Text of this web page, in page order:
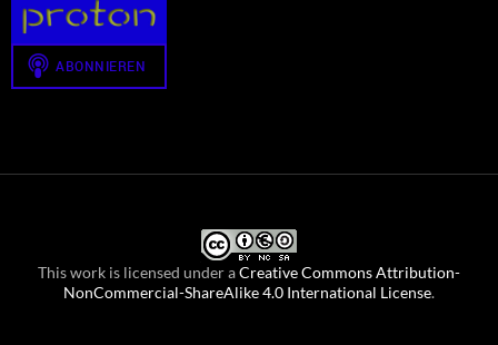
This work is licensed under aCreative Commons Attribution-
NonCommercial-ShareAlike 4.0 International License.